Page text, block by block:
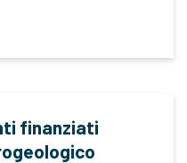
finanziati